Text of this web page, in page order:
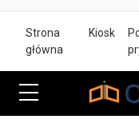
Strona
główna
Kiosk